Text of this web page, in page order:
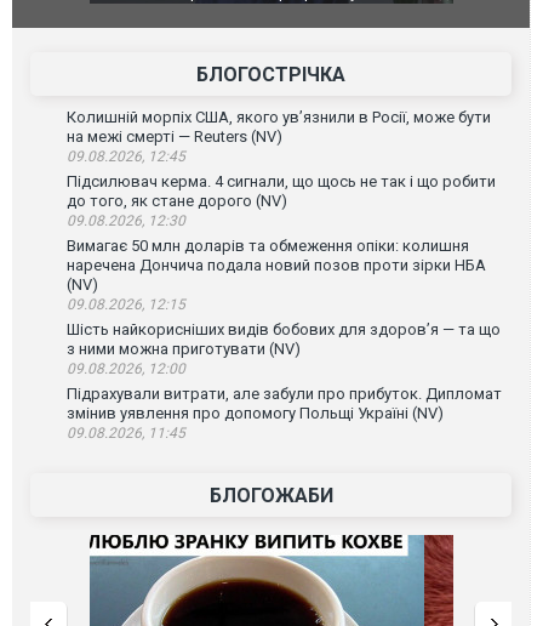
БЛОГОСТРІЧКА
Колишній морпіх США, якого ув’язнили в Росії, може бути
на межі смерті — Reuters (NV)
09.08.2026, 12:45
Підсилювач керма. 4 сигнали, що щось не так і що робити
до того, як стане дорого (NV)
09.08.2026, 12:30
Вимагає 50 млн доларів та обмеження опіки: колишня
наречена Дончича подала новий позов проти зірки НБА
(NV)
09.08.2026, 12:15
Шість найкорисніших видів бобових для здоров’я — та що
з ними можна приготувати (NV)
09.08.2026, 12:00
Підрахували витрати, але забули про прибуток. Дипломат
змінив уявлення про допомогу Польщі Україні (NV)
09.08.2026, 11:45
БЛОГОЖАБИ